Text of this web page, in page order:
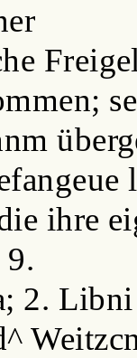
ihre
2. Libni